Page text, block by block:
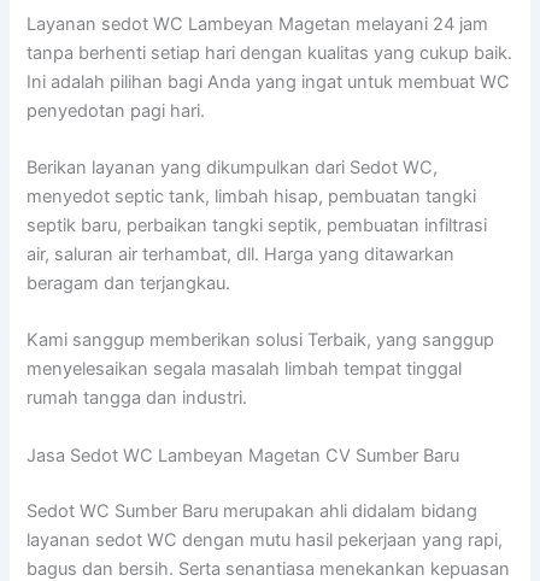
Layanan sedot WC Lambeyan Magetan melayani 24 jam
tanpa berhenti setiap hari dengan kualitas yang cukup baik.
Ini adalah pilihan bagi Anda yang ingat untuk membuat WC
penyedotan pagi hari.
Berikan layanan yang dikumpulkan dari Sedot WC,
menyedot septic tank, limbah hisap, pembuatan tangki
septik baru, perbaikan tangki septik, pembuatan infiltrasi
air, saluran air terhambat, dll. Harga yang ditawarkan
beragam dan terjangkau.
Kami sanggup memberikan solusi Terbaik, yang sanggup
menyelesaikan segala masalah limbah tempat tinggal
rumah tangga dan industri.
Jasa Sedot WC Lambeyan Magetan CV Sumber Baru
Sedot WC Sumber Baru merupakan ahli didalam bidang
layanan sedot WC dengan mutu hasil pekerjaan yang rapi,
bagus dan bersih. Serta senantiasa menekankan kepuasan